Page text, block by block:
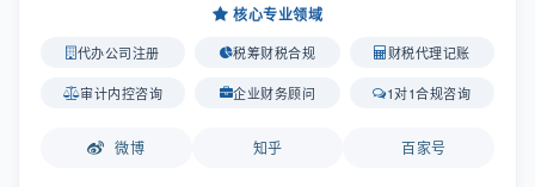
核心专业领域
代办公司注册 税筹财税合规 财税代理记账
审计内控咨询 企业财务顾问 1对1合规咨询
微博 知乎 百家号